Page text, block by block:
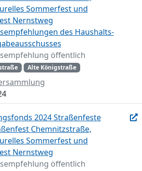
Sommerfest und
Nernstweg
des Haushalts-
öffentlich
Alte Königstraße
2024 Straßenfeste
Chemnitzstraße,
Sommerfest und
Nernstweg
öffentlich